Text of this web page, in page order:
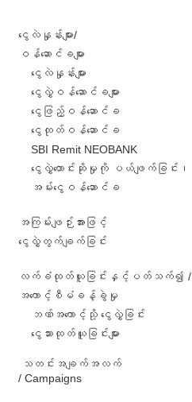
ငွေလဲနှုန်းများ/
ဝန်ဆောင်ခများ
ငွေလဲနှုန်းများ
ငွေလွှဲဝန်ဆောင်ခများ
ငွေဖြည့်ဝန်ဆောင်ခ
ငွေထုတ်ဝန်ဆောင်ခ
SBI Remit NEOBANK
ငွေလွှဲတောင်းဆိုမှုကို ပယ်ဖျက်ခြင်း၊
အမ်းငွေဝန်ဆောင်ခ
အကြမ်းဖျဉ်းအားဖြင့်
ငွေလွှဲတွက်ချက်ခြင်း
လက်ခံထုတ်ယူခြင်းနှင့်ပတ်သက်၍ /
အကောင့်စီမံခန့်ခွဲမှု
ဘဏ်အကောင့်သို့ ငွေလွှဲခြင်း
ငွေသားထုတ်ယူခြင်းများ
သတင်းအချက်အလက်
/ Campaigns